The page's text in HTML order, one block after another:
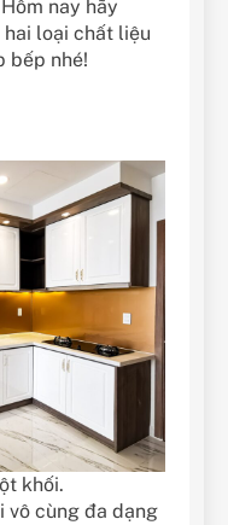
nay hãy
loại chất liệu
bếp nhé!
khối.
cùng đa dạng